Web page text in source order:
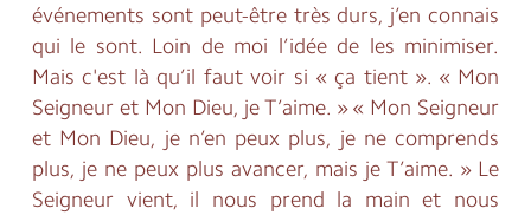
événements sont peut-être très durs, j’en connais
qui le sont. Loin de moi l’idée de les minimiser.
Mais c'est là qu’il faut voir si « ça tient ». « Mon
Seigneur et Mon Dieu, je T’aime. » « Mon Seigneur
et Mon Dieu, je n’en peux plus, je ne comprends
plus, je ne peux plus avancer, mais je T’aime. » Le
Seigneur vient, il nous prend la main et nous